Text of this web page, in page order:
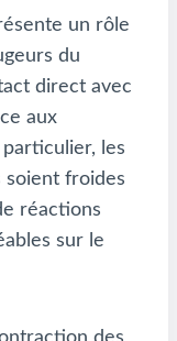
un rôle
du
direct avec
aux
les
soient froides
réactions
sur le